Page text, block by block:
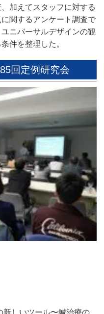
加えてスタッフに対する
関するアンケート調査で
ニバーサルデザインの観
件を整理した。
回定例研究会
新しいツール〜鍼治療の